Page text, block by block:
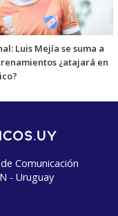
Luis Mejía se suma a
¿atajará en
Comunicación
- Uruguay